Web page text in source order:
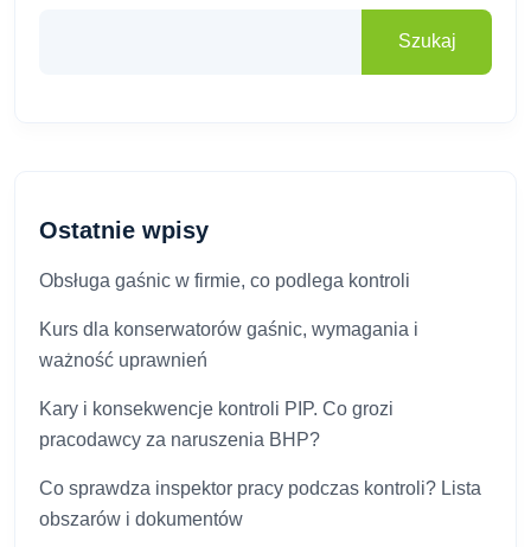
Szukaj
Ostatnie wpisy
Obsługa gaśnic w firmie, co podlega kontroli
Kurs dla konserwatorów gaśnic, wymagania i
ważność uprawnień
Kary i konsekwencje kontroli PIP. Co grozi
pracodawcy za naruszenia BHP?
Co sprawdza inspektor pracy podczas kontroli? Lista
obszarów i dokumentów